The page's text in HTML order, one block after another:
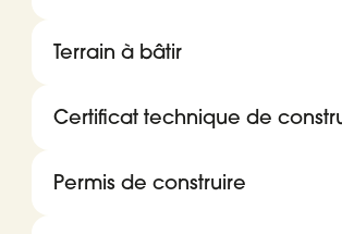
Terrain à bâtir
Certificat technique de
Permis de construire